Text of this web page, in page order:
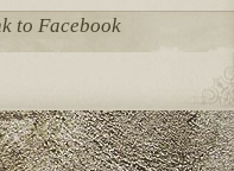
to Facebook